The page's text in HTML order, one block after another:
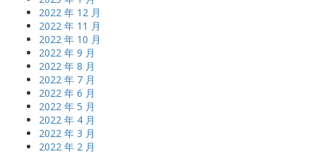
2022 年 12 月
2022 年 11 月
2022 年 10 月
2022 年 9 月
2022 年 8 月
2022 年 7 月
2022 年 6 月
2022 年 5 月
2022 年 4 月
2022 年 3 月
2022 年 2 月